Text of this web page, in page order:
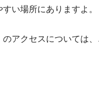
い場所にありますよ。
のアクセスについては